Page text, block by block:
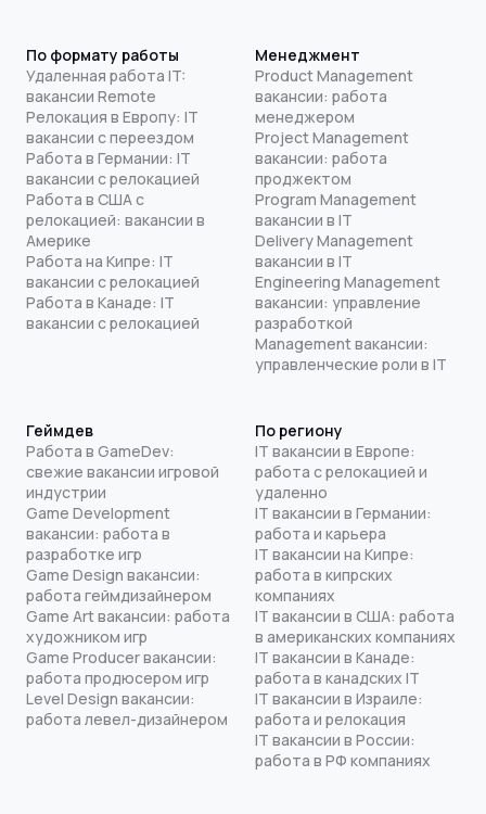
По формату работы
Удаленная работа IT:
вакансии Remote
Релокация в Европу: IT
вакансии с переездом
Работа в Германии: IT
вакансии с релокацией
Работа в США с
релокацией: вакансии в
Америке
Работа на Кипре: IT
вакансии с релокацией
Работа в Канаде: IT
вакансии с релокацией
Менеджмент
Product Management
вакансии: работа
менеджером
Project Management
вакансии: работа
проджектом
Program Management
вакансии в IT
Delivery Management
вакансии в IT
Engineering Management
вакансии: управление
разработкой
Management вакансии:
управленческие роли в IT
Геймдев
Работа в GameDev:
свежие вакансии игровой
индустрии
Game Development
вакансии: работа в
разработке игр
Game Design вакансии:
работа геймдизайнером
Game Art вакансии: работа
художником игр
Game Producer вакансии:
работа продюсером игр
Level Design вакансии:
работа левел-дизайнером
По региону
IT вакансии в Европе:
работа с релокацией и
удаленно
IT вакансии в Германии:
работа и карьера
IT вакансии на Кипре:
работа в кипрских
компаниях
IT вакансии в США: работа
в американских компаниях
IT вакансии в Канаде:
работа в канадских IT
IT вакансии в Израиле:
работа и релокация
IT вакансии в России:
работа в РФ компаниях